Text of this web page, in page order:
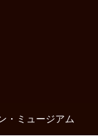
・ミュージアム